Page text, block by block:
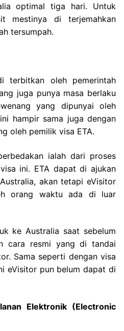
optimal tiga hari. Untuk
mestinya di terjemahkan
tersumpah.
terbitkan oleh pemerintah
juga punya masa berlaku
yang dipunyai oleh
hampir sama juga dengan
oleh pemilik visa ETA.
ialah dari proses
ini. ETA dapat di ajukan
akan tetapi eVisitor
orang waktu ada di luar
ke Australia saat sebelum
cara resmi yang di tandai
Sama seperti dengan visa
eVisitor pun belum dapat di
Elektronik (Electronic